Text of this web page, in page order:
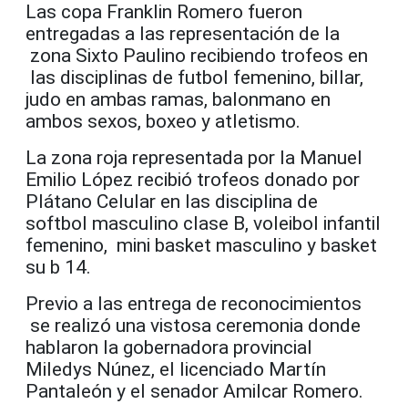
Las copa Franklin Romero fueron
entregadas a las representación de la
zona Sixto Paulino recibiendo trofeos en
las disciplinas de futbol femenino, billar,
judo en ambas ramas, balonmano en
ambos sexos, boxeo y atletismo.
La zona roja representada por la Manuel
Emilio López recibió trofeos donado por
Plátano Celular en las disciplina de
softbol masculino clase B, voleibol infantil
femenino, mini basket masculino y basket
su b 14.
Previo a las entrega de reconocimientos
se realizó una vistosa ceremonia donde
hablaron la gobernadora provincial
Miledys Núnez, el licenciado Martín
Pantaleón y el senador Amilcar Romero.